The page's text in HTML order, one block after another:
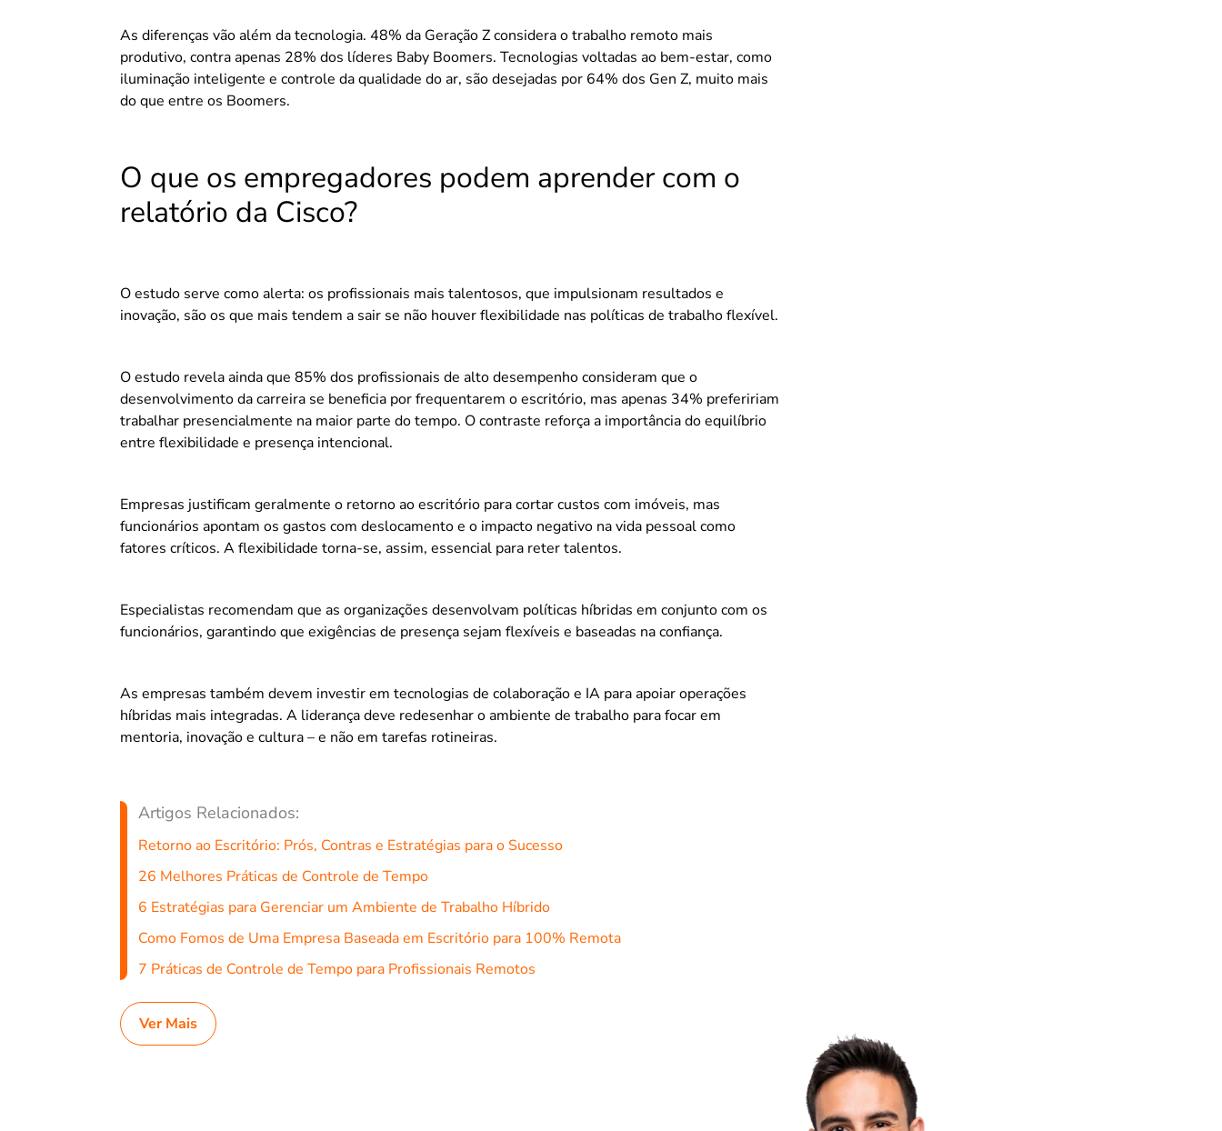
As diferenças vão além da tecnologia. 48% da Geração Z considera o trabalho remoto mais
produtivo, contra apenas 28% dos líderes Baby Boomers. Tecnologias voltadas ao bem-estar, como
iluminação inteligente e controle da qualidade do ar, são desejadas por 64% dos Gen Z, muito mais
do que entre os Boomers.
O que os empregadores podem aprender com o
relatório da Cisco?
O estudo serve como alerta: os profissionais mais talentosos, que impulsionam resultados e
inovação, são os que mais tendem a sair se não houver flexibilidade nas políticas de trabalho flexível.
O estudo revela ainda que 85% dos profissionais de alto desempenho consideram que o
desenvolvimento da carreira se beneficia por frequentarem o escritório, mas apenas 34% prefeririam
trabalhar presencialmente na maior parte do tempo. O contraste reforça a importância do equilíbrio
entre flexibilidade e presença intencional.
Empresas justificam geralmente o retorno ao escritório para cortar custos com imóveis, mas
funcionários apontam os gastos com deslocamento e o impacto negativo na vida pessoal como
fatores críticos. A flexibilidade torna-se, assim, essencial para reter talentos.
Especialistas recomendam que as organizações desenvolvam políticas híbridas em conjunto com os
funcionários, garantindo que exigências de presença sejam flexíveis e baseadas na confiança.
As empresas também devem investir em tecnologias de colaboração e IA para apoiar operações
híbridas mais integradas. A liderança deve redesenhar o ambiente de trabalho para focar em
mentoria, inovação e cultura – e não em tarefas rotineiras.
Artigos Relacionados:
Retorno ao Escritório: Prós, Contras e Estratégias para o Sucesso
26 Melhores Práticas de Controle de Tempo
6 Estratégias para Gerenciar um Ambiente de Trabalho Híbrido
Como Fomos de Uma Empresa Baseada em Escritório para 100% Remota
7 Práticas de Controle de Tempo para Profissionais Remotos
Ver Mais